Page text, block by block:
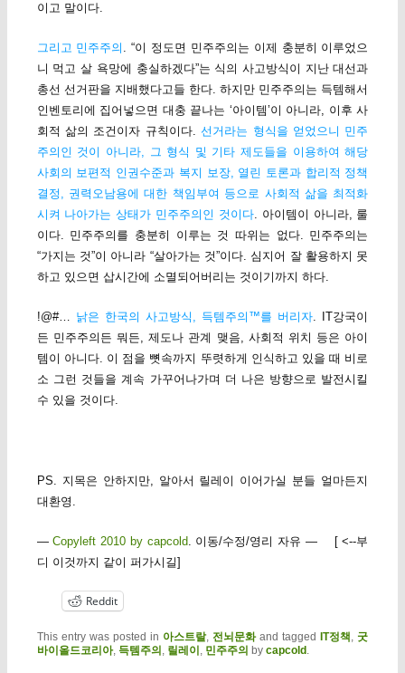
이고 말이다.
그리고 민주주의 . “이 정도면 민주주의는 이제 충분히 이루었으
니 먹고 살 욕망에 충실하겠다”는 식의 사고방식이 지난 대선과
총선 선거판을 지배했다고들 한다. 하지만 민주주의는 득템해서
인벤토리에 집어넣으면 대충 끝나는 ‘아이템’이 아니라, 이후 사
회적 삶의 조건이자 규칙이다.선거라는 형식을 얻었으니 민주
주의인 것이 아니라, 그 형식 및 기타 제도들을 이용하여 해당
사회의 보편적 인권수준과 복지 보장, 열린 토론과 합리적 정책
결정, 권력오남용에 대한 책임부여 등으로 사회적 삶을 최적화
시켜 나아가는 상태가 민주주의인 것이다. 아이템이 아니라, 룰
이다. 민주주의를 충분히 이루는 것 따위는 없다. 민주주의는
“가지는 것”이 아니라 “살아가는 것”이다. 심지어 잘 활용하지 못
하고 있으면 삽시간에 소멸되어버리는 것이기까지 하다.
!@#… 낡은 한국의 사고방식, 득템주의™를 버리자. IT강국이
든 민주주의든 뭐든, 제도나 관계 맺음, 사회적 위치 등은 아이
템이 아니다. 이 점을 뼛속까지 뚜렷하게 인식하고 있을 때 비로
소 그런 것들을 계속 가꾸어나가며 더 나은 방향으로 발전시킬
수 있을 것이다.
PS. 지목은 안하지만, 알아서 릴레이 이어가실 분들 얼마든지
대환영.
—Copyleft 2010 by capcold. 이동/수정/영리 자유 — [ <--부
디 이것까지 같이 퍼가시길]
Reddit
This entry was posted in 아스트랄, 전뇌문화and taggedIT정책 ,굿
바이올드코리아, 득템주의 릴레이 민주주의 by capcold.